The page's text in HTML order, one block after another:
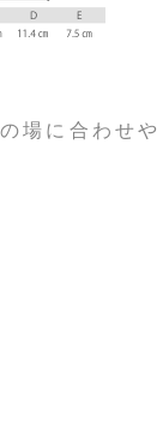
場に合わせや